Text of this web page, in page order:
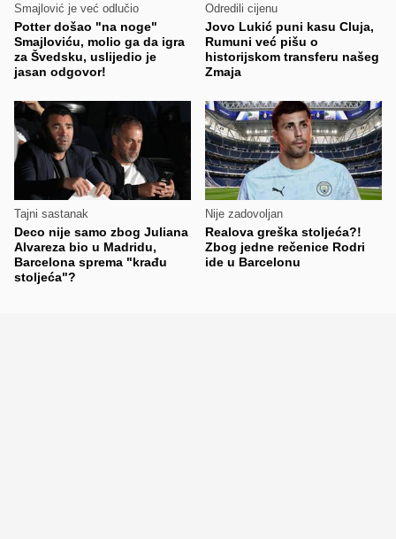
Smajlović je već odlučio
Potter došao "na noge"
Smajloviću, molio ga da igra
za Švedsku, uslijedio je
jasan odgovor!
Odredili cijenu
Jovo Lukić puni kasu Cluja,
Rumuni već pišu o
historijskom transferu našeg
Zmaja
Tajni sastanak
Deco nije samo zbog Juliana
Alvareza bio u Madridu,
Barcelona sprema "krađu
stoljeća"?
Nije zadovoljan
Realova greška stoljeća?!
Zbog jedne rečenice Rodri
ide u Barcelonu